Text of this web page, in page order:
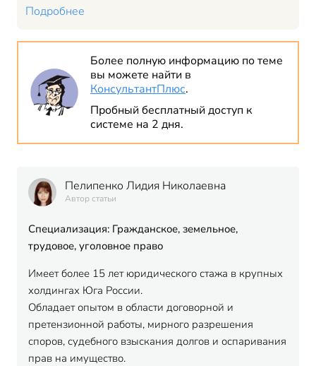
Подробнее
Более полную информацию по теме
вы можете найти в
КонсультантПлюс.
Пробный бесплатный доступ к
системе на 2 дня.
Пелипенко Лидия Николаевна
Автор статьи
Специализация: Гражданское, земельное,
трудовое, уголовное право
Имеет более 15 лет юридического стажа в крупных
холдингах Юга России.
Обладает опытом в области договорной и
претензионной работы, мирного разрешения
споров, судебного взыскания долгов и оспаривания
прав на имущество.